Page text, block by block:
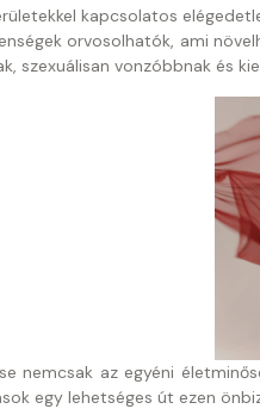
kapcsolatos
orvosolhatók, ami
szexuálisan vonzóbbnak és
nemcsak az egyéni
egy lehetséges út ezen